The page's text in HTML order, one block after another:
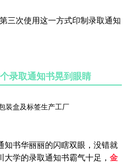
三次使用这一方式印制录取通知
录取通知书晃到眼睛
知书华丽丽的闪瞎双眼，没错就
大学的录取通知书霸气十足， 金